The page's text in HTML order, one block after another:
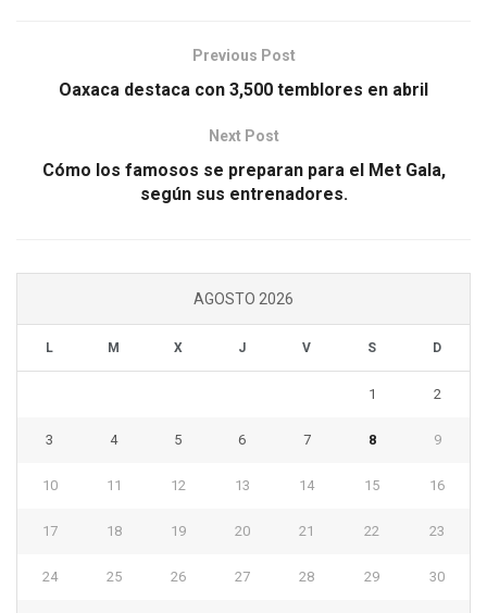
Previous Post
Oaxaca destaca con 3,500 temblores en abril
Next Post
Cómo los famosos se preparan para el Met Gala,
según sus entrenadores.
AGOSTO 2026
L M X J V S D
1 2
3 4 5 6 7 8 9
10 11 12 13 14 15 16
17 18 19 20 21 22 23
24 25 26 27 28 29 30